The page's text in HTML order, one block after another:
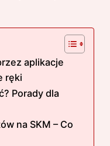
aplikacje
ręki
Porady dla
na SKM – Co